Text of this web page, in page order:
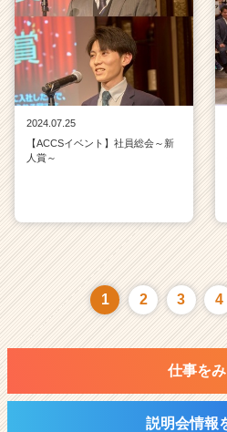
2024.07.25
【ACCSイベント】社員総会～新
人賞～
1 2 3 4
仕事を
説明会情報